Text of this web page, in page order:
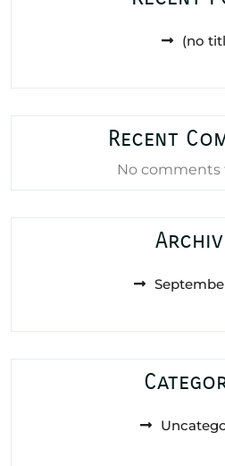
(no
Recent
No comments